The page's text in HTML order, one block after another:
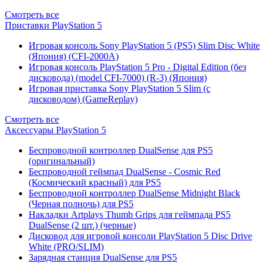
Смотреть все
Приставки PlayStation 5
Игровая консоль Sony PlayStation 5 (PS5) Slim Disc White
(Япония) (CFI-2000A)
Игровая консоль PlayStation 5 Pro - Digital Edition (без
дисковода) (model CFI-7000) (R-3) (Япония)
Игровая приставка Sony PlayStation 5 Slim (с
дисководом) (GameReplay)
Смотреть все
Аксессуары PlayStation 5
Беспроводной контроллер DualSense для PS5
(оригинальный)
Беспроводной геймпад DualSense - Cosmic Red
(Космический красный) для PS5
Беспроводной контроллер DualSense Midnight Black
(Черная полночь) для PS5
Накладки Artplays Thumb Grips для геймпада PS5
DualSense (2 шт.) (черные)
Дисковод для игровой консоли PlayStation 5 Disc Drive
White (PRO/SLIM)
Зарядная станция DualSense для PS5